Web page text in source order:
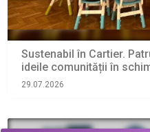
Sustenabil în Cartier.
ideile comunității în
29.07.2026